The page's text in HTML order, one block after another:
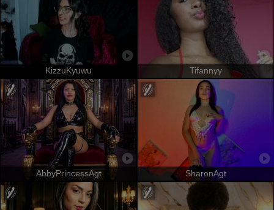
KizzuKyuwu Tifannyy
AbbyPrincessAgt SharonAgt